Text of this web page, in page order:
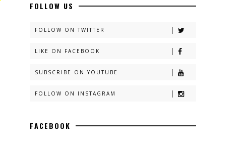
FOLLOW US
FOLLOW ON TWITTER
LIKE ON FACEBOOK
SUBSCRIBE ON YOUTUBE
FOLLOW ON INSTAGRAM
FACEBOOK